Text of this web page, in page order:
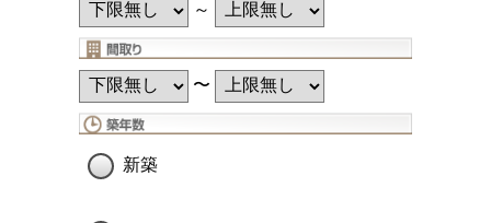
～
〜
新築